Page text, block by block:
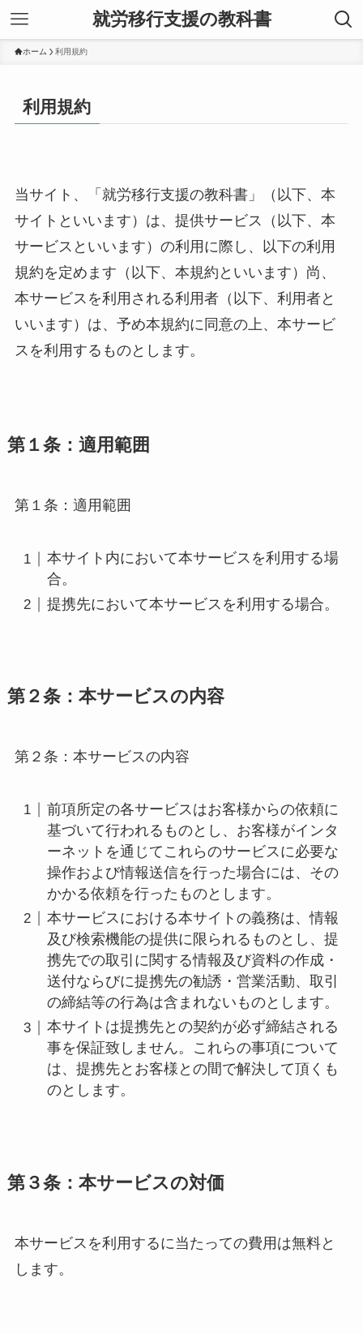
就労移行支援の教科書
ホーム 利用規約
利用規約
当サイト、「就労移行支援の教科書」（以下、本
サイトといいます）は、提供サービス（以下、本
サービスといいます）の利用に際し、以下の利用
規約を定めます（以下、本規約といいます）尚、
本サービスを利用される利用者（以下、利用者と
いいます）は、予め本規約に同意の上、本サービ
スを利用するものとします。
第１条：適用範囲
第１条：適用範囲
本サイト内において本サービスを利用する場
合。
提携先において本サービスを利用する場合。
第２条：本サービスの内容
第２条：本サービスの内容
前項所定の各サービスはお客様からの依頼に
基づいて行われるものとし、お客様がインタ
ーネットを通じてこれらのサービスに必要な
操作および情報送信を行った場合には、その
かかる依頼を行ったものとします。
本サービスにおける本サイトの義務は、情報
及び検索機能の提供に限られるものとし、提
携先での取引に関する情報及び資料の作成・
送付ならびに提携先の勧誘・営業活動、取引
の締結等の行為は含まれないものとします。
本サイトは提携先との契約が必ず締結される
事を保証致しません。これらの事項について
は、提携先とお客様との間で解決して頂くも
のとします。
第３条：本サービスの対価
本サービスを利用するに当たっての費用は無料と
します。